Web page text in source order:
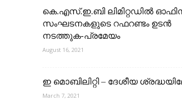
കെ.എസ്.ഇ.ബി ലിമിറ്റഡിൽ
സംഘടനകളുടെ റഫറണ്ടം ഉടൻ
നടത്തുക-പ്രമേയം
August 16, 2021
ഇ മൊബിലിറ്റി – ദേശീയ
March 7, 2021